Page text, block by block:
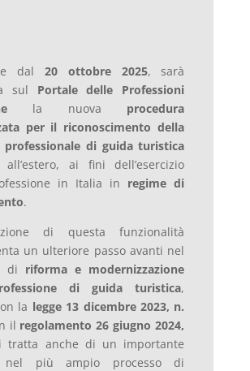
dal 20 ottobre 2025, sarà
sul Portale delle Professioni
la nuova procedura
per il riconoscimento della
professionale di guida turistica
all’estero, ai fini dell’esercizio
in Italia in regime di
.
di questa funzionalità
un ulteriore passo avanti nel
di riforma e modernizzazione
di guida turistica,
la legge 13 dicembre 2023, n.
il regolamento 26 giugno 2024,
tratta anche di un importante
nel più ampio processo di